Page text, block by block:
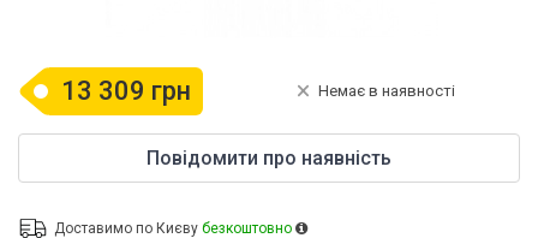
13 309 грн Немає в наявності
Повідомити про наявність
Доставимо по Києву безкоштовно